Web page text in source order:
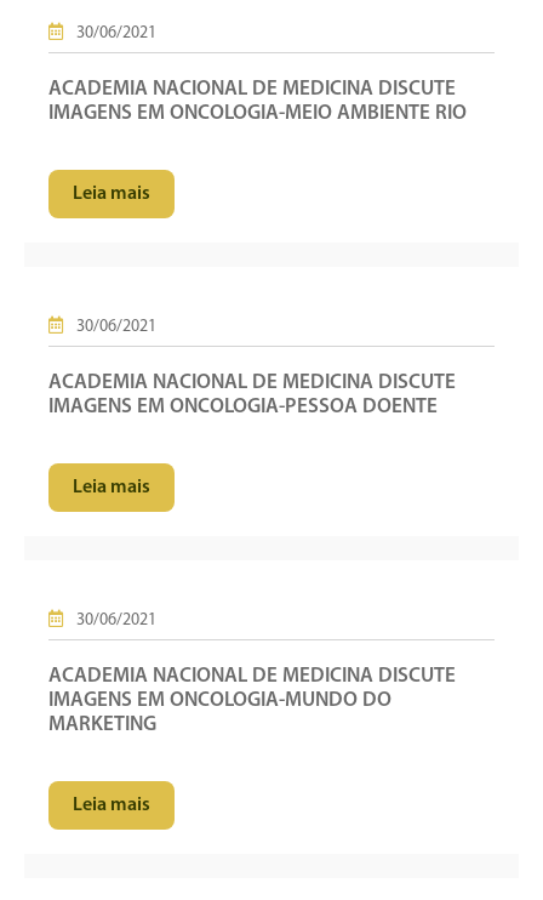
30/06/2021
ACADEMIA NACIONAL DE MEDICINA DISCUTE
IMAGENS EM ONCOLOGIA-MEIO AMBIENTE RIO
Leia mais
30/06/2021
ACADEMIA NACIONAL DE MEDICINA DISCUTE
IMAGENS EM ONCOLOGIA-PESSOA DOENTE
Leia mais
30/06/2021
ACADEMIA NACIONAL DE MEDICINA DISCUTE
IMAGENS EM ONCOLOGIA-MUNDO DO
MARKETING
Leia mais